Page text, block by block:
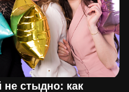
не стыдно: как